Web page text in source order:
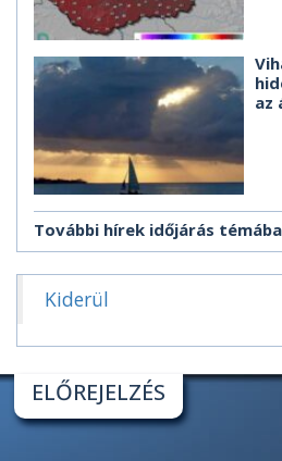
az
További hírek időjárás
Kiderül
ELŐREJELZÉS